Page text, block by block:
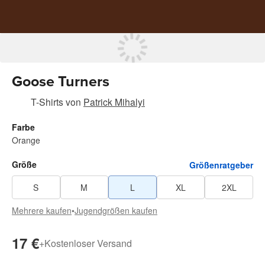
Goose Turners
T-Shirtsvon Patrick Mihalyi
Farbe
Orange
Größe
Größenratgeber
S
M L XL
2XL
Mehrere kaufen•Jugendgrößen kaufen
17 €+Kostenloser Versand